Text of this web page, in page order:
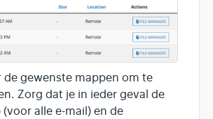
de gewenste mappen om te
Zorg dat je in ieder geval de
(voor alle e-mail) en de